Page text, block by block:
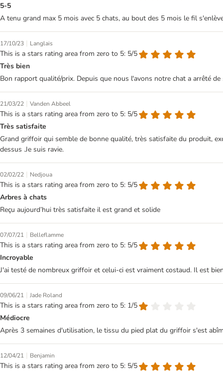
5-5
A tenu grand max 5 mois avec 5 chats, au bout des 5 mois le fil
17/10/23 | Langlais
This is a stars rating area from zero to 5: 5/5
Très bien
Bon rapport qualité/prix. Depuis que nous l'avons notre chat a arrêté
21/03/22 | Vanden Abbeel
This is a stars rating area from zero to 5: 5/5
Très satisfaite
Grand griffoir qui semble de bonne qualité, très satisfaite du produit,
dessus .Je suis ravie.
02/02/22 | Nedjoua
This is a stars rating area from zero to 5: 5/5
Arbres à chats
Reçu aujourd’hui très satisfaite il est grand et solide
07/07/21 | Belleflamme
This is a stars rating area from zero to 5: 5/5
Incroyable
J'ai testé de nombreux griffoir et celui-ci est vraiment costaud. Il est
09/06/21 | Jade Roland
This is a stars rating area from zero to 5: 1/5
Médiocre
Après 3 semaines d'utilisation, le tissu du pied plat du griffoir s'est
12/04/21 | Benjamin
This is a stars rating area from zero to 5: 5/5